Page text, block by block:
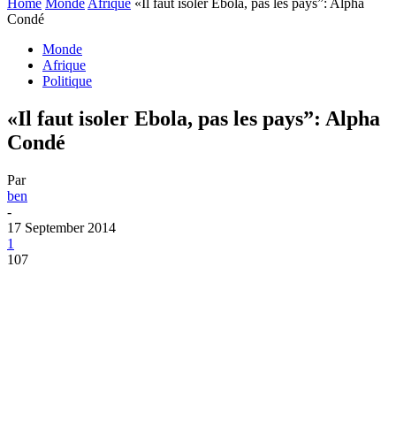
Home Monde Afrique «Il faut isoler Ebola, pas les pays”: Alpha
Condé
Monde
Afrique
Politique
«Il faut isoler Ebola, pas les pays”: Alpha
Condé
Par
ben
-
17 September 2014
1
107